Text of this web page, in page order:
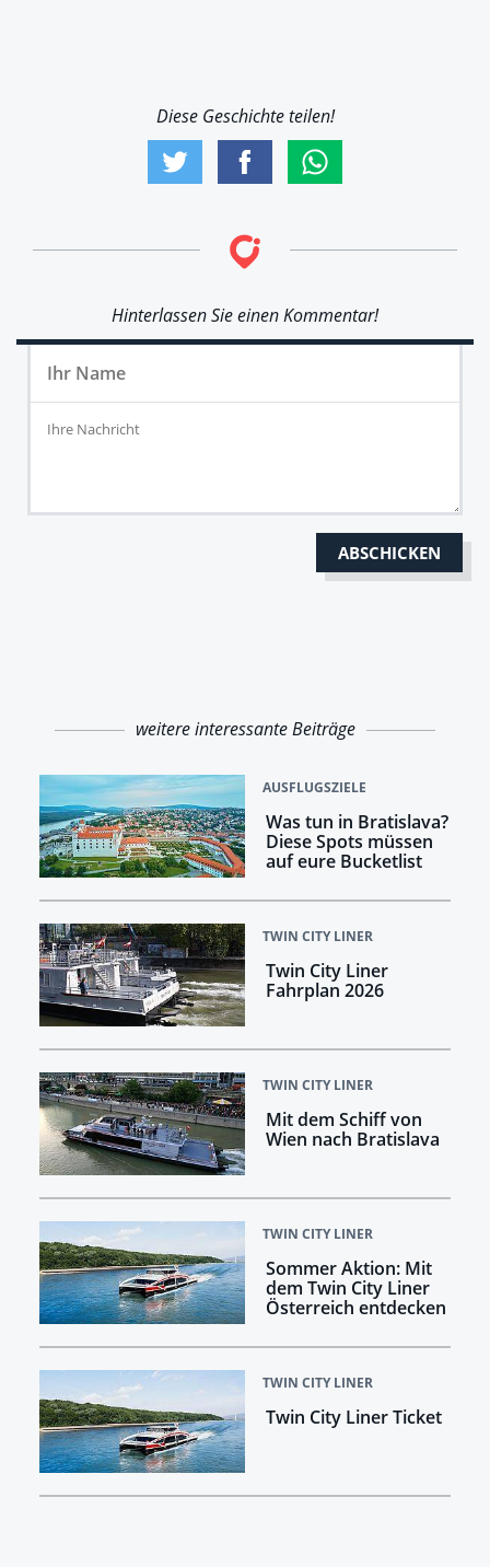
Diese Geschichte teilen!
Hinterlassen Sie einen Kommentar!
weitere interessante Beiträge
AUSFLUGSZIELE
Was tun in Bratislava?
Diese Spots müssen
auf eure Bucketlist
TWIN CITY LINER
Twin City Liner
Fahrplan 2026
TWIN CITY LINER
Mit dem Schiff von
Wien nach Bratislava
TWIN CITY LINER
Sommer Aktion: Mit
dem Twin City Liner
Österreich entdecken
TWIN CITY LINER
Twin City Liner Ticket